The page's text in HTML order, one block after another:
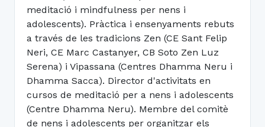
meditació i mindfulness per nens i
adolescents). Pràctica i ensenyaments rebuts
a través de les tradicions Zen (CE Sant Felip
Neri, CE Marc Castanyer, CB Soto Zen Luz
Serena) i Vipassana (Centres Dhamma Neru i
Dhamma Sacca). Director d'activitats en
cursos de meditació per a nens i adolescents
(Centre Dhamma Neru). Membre del comitè
de nens i adolescents per organitzar els